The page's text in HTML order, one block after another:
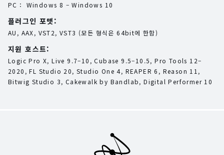
PC： Windows 8 – Windows 10
플러그인 포맷:
AU, AAX, VST2, VST3 (모든 형식은 64bit에 한함)
지원 호스트:
Logic Pro X, Live 9.7–10, Cubase 9.5–10.5, Pro Tools 12–
2020, FL Studio 20, Studio One 4, REAPER 6, Reason 11,
Bitwig Studio 3, Cakewalk by Bandlab, Digital Performer 10